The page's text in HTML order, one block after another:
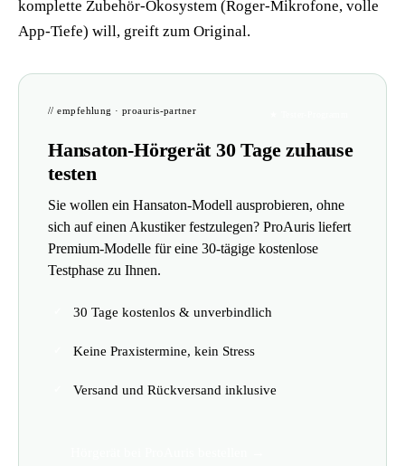
komplette Zubehör-Ökosystem (Roger-Mikrofone, volle
App-Tiefe) will, greift zum Original.
// empfehlung · proauris-partner
Hansaton-Hörgerät 30 Tage zuhause
testen
Sie wollen ein Hansaton-Modell ausprobieren, ohne
sich auf einen Akustiker festzulegen? ProAuris liefert
Premium-Modelle für eine 30-tägige kostenlose
Testphase zu Ihnen.
30 Tage kostenlos & unverbindlich
Keine Praxistermine, kein Stress
Versand und Rückversand inklusive